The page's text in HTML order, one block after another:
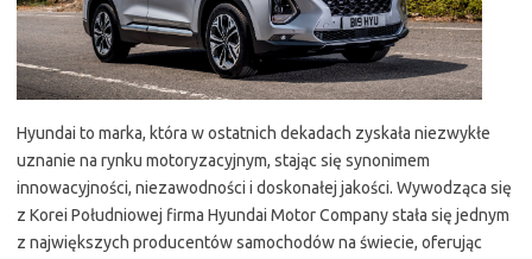
Hyundai to marka, która w ostatnich dekadach zyskała niezwykłe
uznanie na rynku motoryzacyjnym, stając się synonimem
innowacyjności, niezawodności i doskonałej jakości. Wywodząca się
z Korei Południowej firma Hyundai Motor Company stała się jednym
z największych producentów samochodów na świecie, oferując